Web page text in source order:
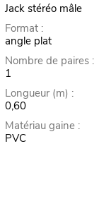
Jack stéréo mâle
Format :
angle plat
Nombre de paires :
1
Longueur (m) :
0,60
Matériau gaine :
PVC